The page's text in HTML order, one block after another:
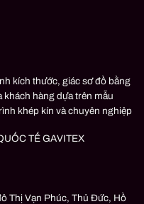
kích thước, giác sơ đồ bằng
khách hàng dựa trên mẫu
khép kín và chuyên nghiệp
TẾ GAVITEX
Thị Vạn Phúc, Thủ Đức, Hồ